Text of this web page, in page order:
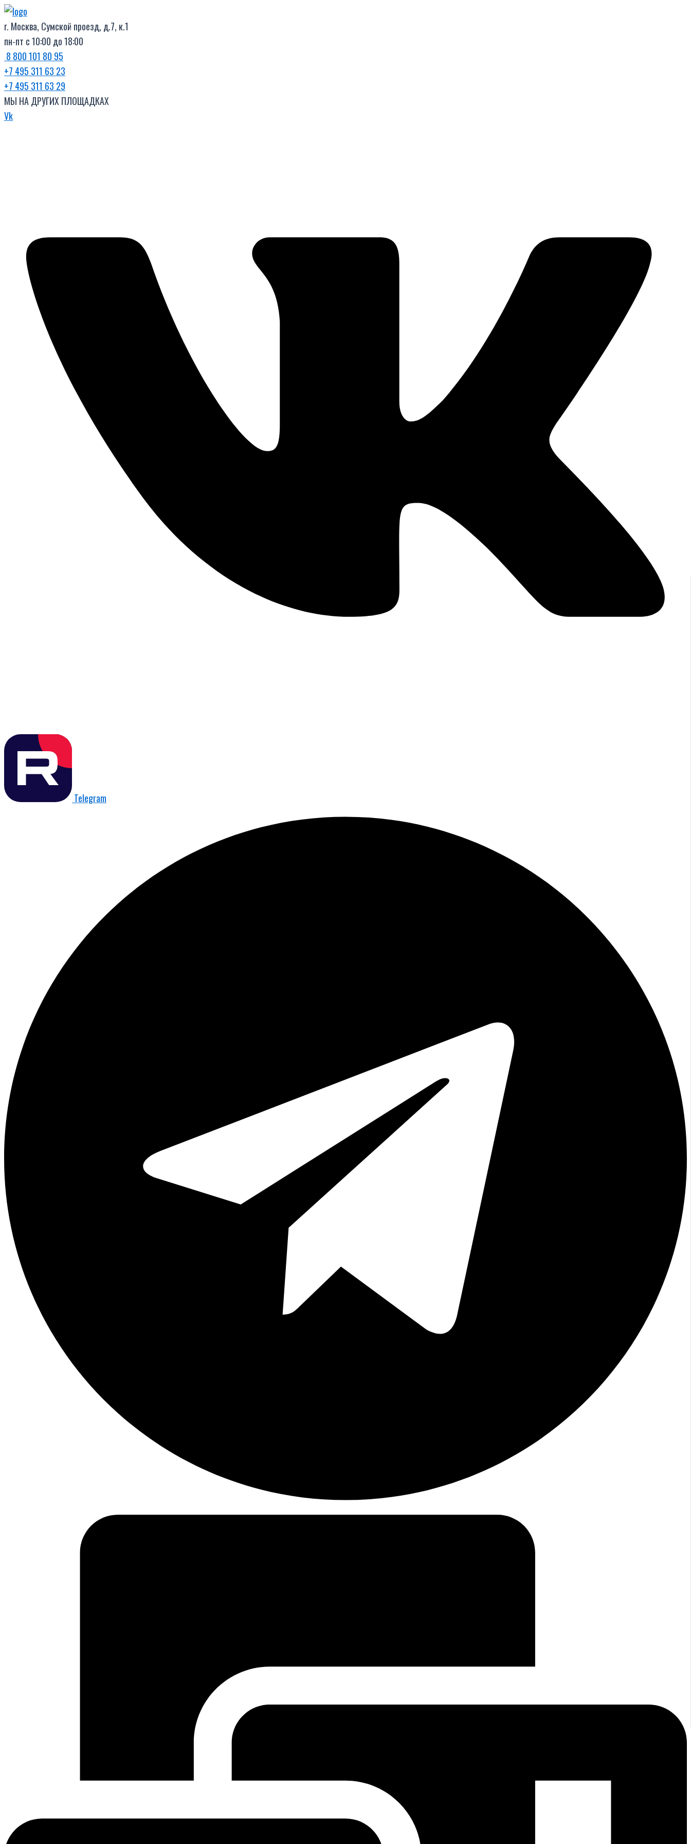
Перейти
к
содержимому
г. Москва, Сумской проезд, д.7, к.1
пн-пт с 10:00 до 18:00
8 800 101 80 95
+7 495 311 63 23
+7 495 311 63 29
МЫ НА ДРУГИХ ПЛОЩАДКАХ
Vk
Telegram
Поиск
товаров